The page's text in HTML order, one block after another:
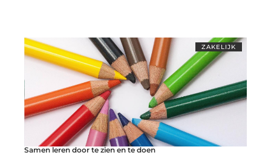
ZAKELIJK
Samen leren door te zien en te doen